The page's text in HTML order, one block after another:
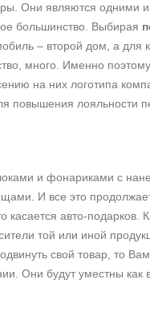
Они являются одними
большинство. Выбирая
– второй дом, а для
много. Именно
на них логотипа
повышения лояльности
и фонариками с
И все это
авто-подарков.
той или иной
свой товар, то
Они будут уместны как